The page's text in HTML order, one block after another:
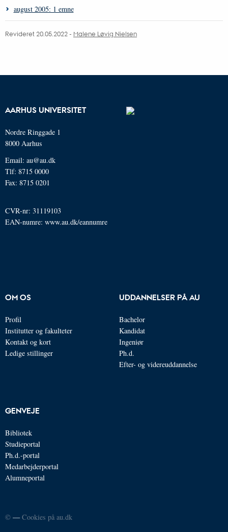
august 2005: 1 emne
Revideret 20.05.2022 - Malene Løvig Nielsen
AARHUS UNIVERSITET
Nordre Ringgade 1
8000 Aarhus
Email: au@au.dk
Tlf: 8715 0000
Fax: 8715 0201
CVR-nr: 31119103
EAN-numre: www.au.dk/eannumre
OM OS
Profil
Institutter og fakulteter
Kontakt og kort
Ledige stillinger
UDDANNELSER PÅ AU
Bachelor
Kandidat
Ingeniør
Ph.d.
Efter- og videreuddannelse
GENVEJE
Bibliotek
Studieportal
Ph.d.-portal
Medarbejderportal
Alumneportal
© —Cookies på au.dk